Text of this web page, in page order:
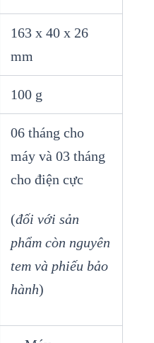
163 x 40 x 26
mm
100 g
06 tháng cho
máy và 03 tháng
cho điện cực
(đối với sản
phẩm còn nguyên
tem và phiếu bảo
hành)